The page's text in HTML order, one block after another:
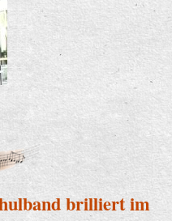
60-Jähriges: 3000 Euro
brilliert im